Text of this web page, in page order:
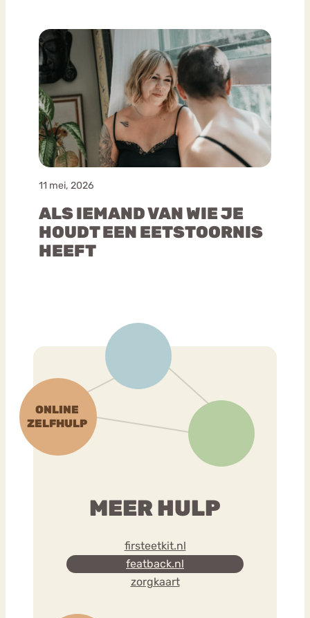
11 mei, 2026
ALS IEMAND VAN WIE JE
HOUDT EEN EETSTOORNIS
HEEFT
MEER HULP
firsteetkit.nl
featback.nl
zorgkaart